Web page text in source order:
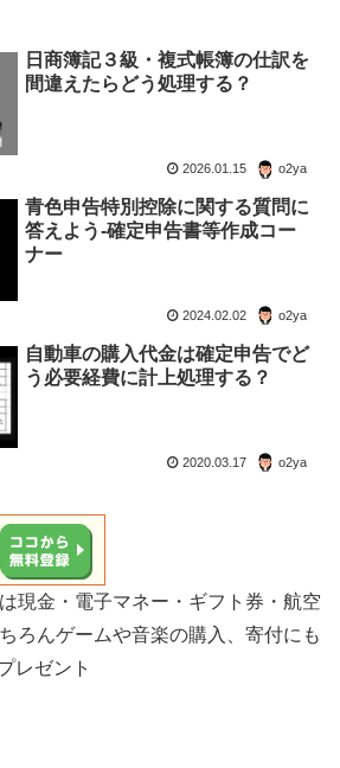
日商簿記３級・複式帳簿の仕訳を
間違えたらどう処理する？
2026.01.15 o2ya
青色申告特別控除に関する質問に
答えよう-確定申告書等作成コー
ナー
2024.02.02 o2ya
自動車の購入代金は確定申告でど
う必要経費に計上処理する？
2020.03.17 o2ya
現金・電子マネー・ギフト券・航空
ろんゲームや音楽の購入、寄付にも
レゼント